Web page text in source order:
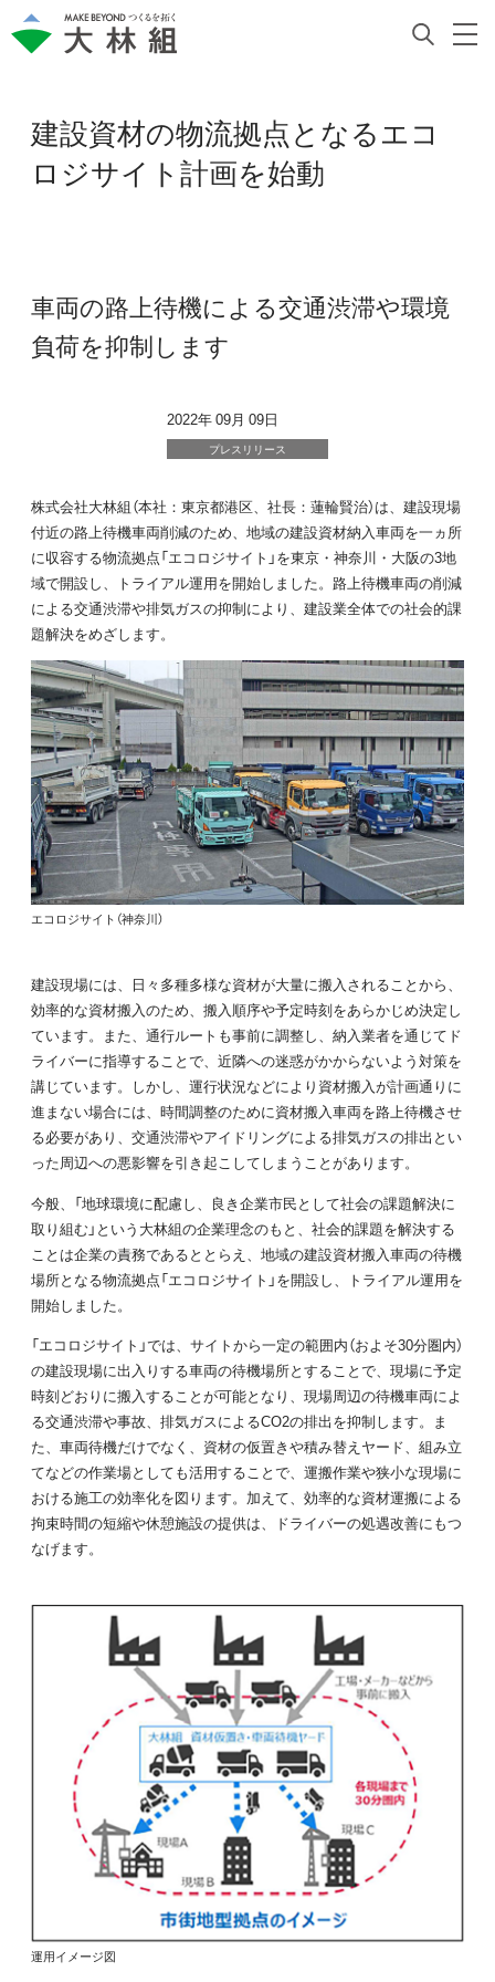
建設資材の物流拠点となるエコ
ロジサイト計画を始動
車両の路上待機による交通渋滞や環境
負荷を抑制します
2022年 09月 09日
プレスリリース
株式会社大林組（本社：東京都港区、社長：蓮輪賢治）は、建設現場
付近の路上待機車両削減のため、地域の建設資材納入車両を一ヵ所
に収容する物流拠点「エコロジサイト」を東京・神奈川・大阪の3地
域で開設し、トライアル運用を開始しました。路上待機車両の削減
による交通渋滞や排気ガスの抑制により、建設業全体での社会的課
題解決をめざします。
エコロジサイト（神奈川）
建設現場には、日々多種多様な資材が大量に搬入されることから、
効率的な資材搬入のため、搬入順序や予定時刻をあらかじめ決定し
ています。また、通行ルートも事前に調整し、納入業者を通じてド
ライバーに指導することで、近隣への迷惑がかからないよう対策を
講じています。しかし、運行状況などにより資材搬入が計画通りに
進まない場合には、時間調整のために資材搬入車両を路上待機させ
る必要があり、交通渋滞やアイドリングによる排気ガスの排出とい
った周辺への悪影響を引き起こしてしまうことがあります。
今般、「地球環境に配慮し、良き企業市民として社会の課題解決に
取り組む」という大林組の企業理念のもと、社会的課題を解決する
ことは企業の責務であるととらえ、地域の建設資材搬入車両の待機
場所となる物流拠点「エコロジサイト」を開設し、トライアル運用を
開始しました。
「エコロジサイト」では、サイトから一定の範囲内（およそ30分圏内）
の建設現場に出入りする車両の待機場所とすることで、現場に予定
時刻どおりに搬入することが可能となり、現場周辺の待機車両によ
る交通渋滞や事故、排気ガスによるCO2の排出を抑制します。ま
た、車両待機だけでなく、資材の仮置きや積み替えヤード、組み立
てなどの作業場としても活用することで、運搬作業や狭小な現場に
おける施工の効率化を図ります。加えて、効率的な資材運搬による
拘束時間の短縮や休憩施設の提供は、ドライバーの処遇改善にもつ
なげます。
運用イメージ図